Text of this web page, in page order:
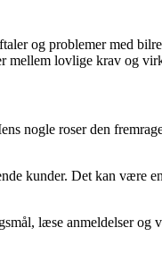
og problemer med
mellem lovlige krav og
nogle roser den
kunder. Det kan være
læse anmeldelser og